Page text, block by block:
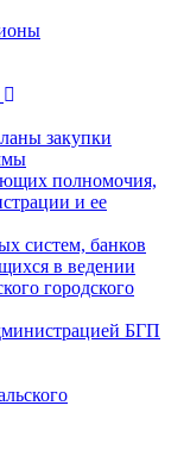
закупки
полномочия,
и ее
систем, банков
в ведении
городского
БГП